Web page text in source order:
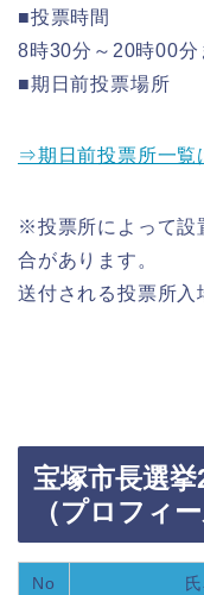
■投票時間
8時30分～20時00分
■期日前投票場所
⇒期日前投票所一覧
※投票所によって設
合があります。
送付される投票所入
宝塚市長選
（プロフィ
No